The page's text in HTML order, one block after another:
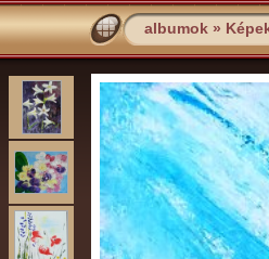
albumok »